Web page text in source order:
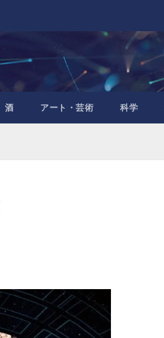
酒 アート・芸術 科学